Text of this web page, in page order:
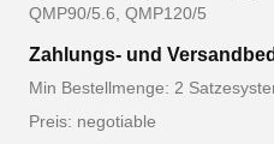
QMP90/5.6, QMP120/5
Zahlungs- und
Min Bestellmenge: 2
Preis: negotiable